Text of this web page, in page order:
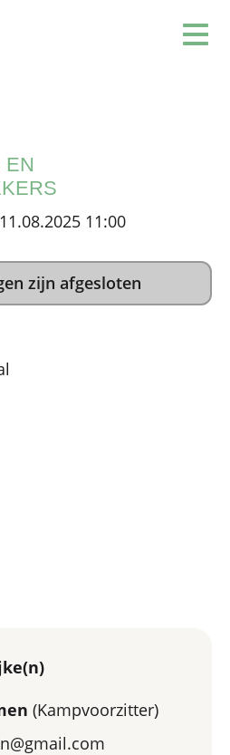
EN
11:00
zijn afgesloten
(Kampvoorzitter)